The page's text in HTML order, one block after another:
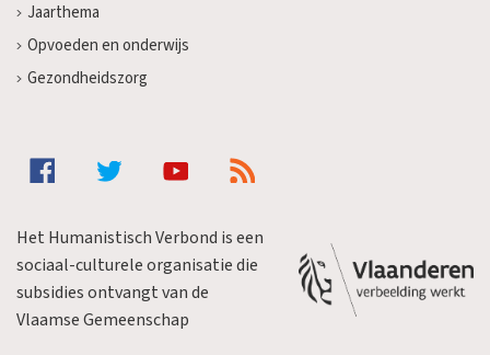
Jaarthema
Opvoeden en onderwijs
Gezondheidszorg
Het Humanistisch Verbond is een
sociaal-culturele organisatie die
subsidies ontvangt van de
Vlaamse Gemeenschap